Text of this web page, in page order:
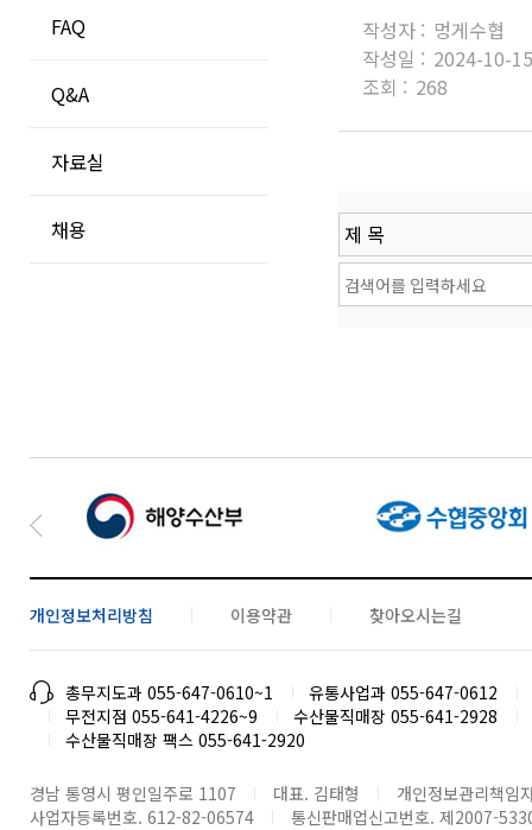
FAQ
Q&A
자료실
채용
작성자 : 멍게수협
작성일 : 2024-10-15
조회 : 268
개인정보처리방침 이용약관 찾아오시는길
총무지도과 055-647-0610~1
유통사업과 055-647-0612
무전지점 055-641-4226~9
수산물직매장 055-641-2928
수산물직매장 팩스 055-641-2920
경남 통영시 평인일주로 1107 대표. 김태형
개인정보관리책임
사업자등록번호. 612-82-06574
통신판매업신고번호. 제2007-